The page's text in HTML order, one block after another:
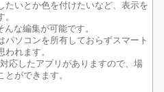
たいとか色を付けたいなど、表示を
な編集が可能です。
パソコンを所有しておらずスマート
れます。
応したアプリがありますので、場
ができます。